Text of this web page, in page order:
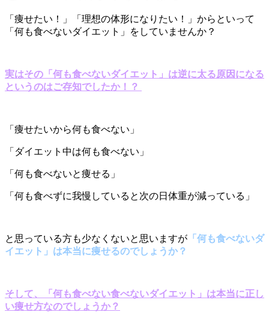
「痩せたい！」「理想の体形になりたい！」からといって
「何も食べないダイエット」をしていませんか？
実はその「何も食べないダイエット」は逆に太る原因になる
というのはご存知でしたか！？
「痩せたいから何も食べない」
「ダイエット中は何も食べない」
「何も食べないと痩せる」
「何も食べずに我慢していると次の日体重が減っている」
と思っている方も少なくないと思いますが 「何も食べないダ
イエット」は本当に痩せるのでしょうか？
そして、「何も食べない食べないダイエット」は本当に正し
い痩せ方なのでしょうか？